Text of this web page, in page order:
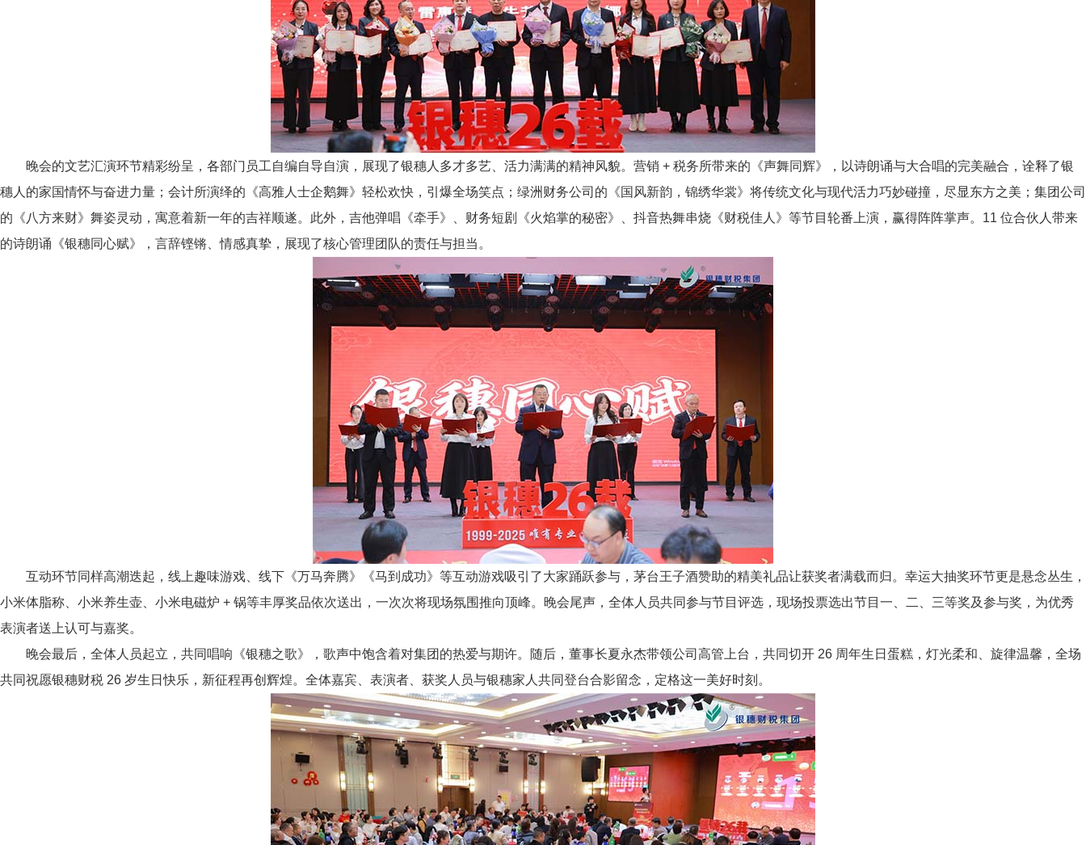
晚会的文艺汇演环节精彩纷呈，各部门员工自编自导自演，展现了银穗人多才多艺、活力满满的精神风貌。营销 + 税务所带来的《声舞同辉》，以诗朗诵与大合唱的完美融合，诠释了银
穗人的家国情怀与奋进力量；会计所演绎的《高雅人士企鹅舞》轻松欢快，引爆全场笑点；绿洲财务公司的《国风新韵，锦绣华裳》将传统文化与现代活力巧妙碰撞，尽显东方之美；集团公司
的《八方来财》舞姿灵动，寓意着新一年的吉祥顺遂。此外，吉他弹唱《牵手》、财务短剧《火焰掌的秘密》、抖音热舞串烧《财税佳人》等节目轮番上演，赢得阵阵掌声。11 位合伙人带来
的诗朗诵《银穗同心赋》，言辞铿锵、情感真挚，展现了核心管理团队的责任与担当。
互动环节同样高潮迭起，线上趣味游戏、线下《万马奔腾》《马到成功》等互动游戏吸引了大家踊跃参与，茅台王子酒赞助的精美礼品让获奖者满载而归。幸运大抽奖环节更是悬念丛生，
小米体脂称、小米养生壶、小米电磁炉 + 锅等丰厚奖品依次送出，一次次将现场氛围推向顶峰。晚会尾声，全体人员共同参与节目评选，现场投票选出节目一、二、三等奖及参与奖，为优秀
表演者送上认可与嘉奖。
晚会最后，全体人员起立，共同唱响《银穗之歌》，歌声中饱含着对集团的热爱与期许。随后，董事长夏永杰带领公司高管上台，共同切开 26 周年生日蛋糕，灯光柔和、旋律温馨，全场
共同祝愿银穗财税 26 岁生日快乐，新征程再创辉煌。全体嘉宾、表演者、获奖人员与银穗家人共同登台合影留念，定格这一美好时刻。